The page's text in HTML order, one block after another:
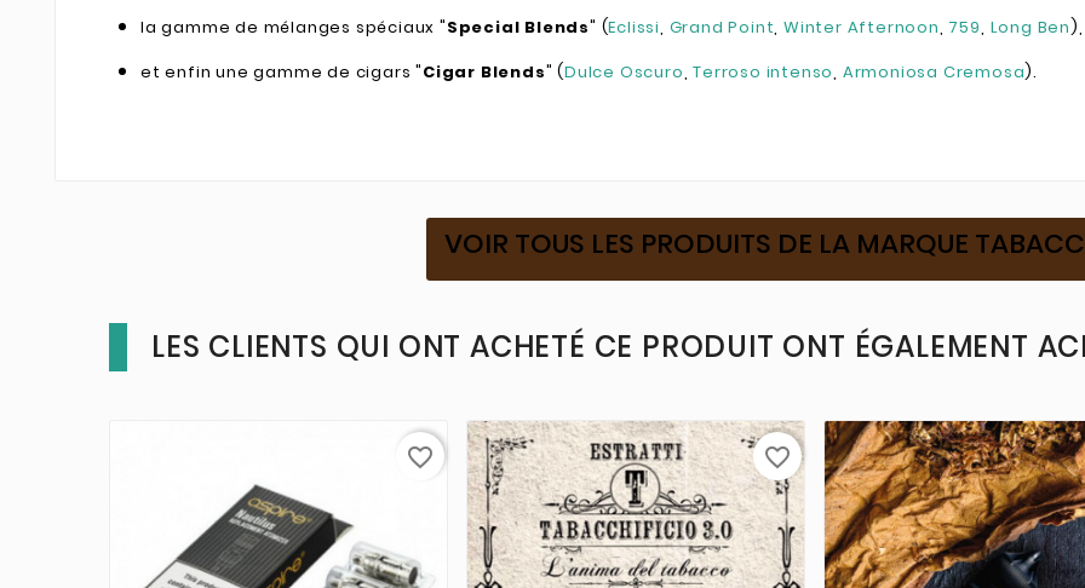
la gamme de mélanges spéciaux "Special Blends" (Eclissi, Grand Point,Winter Afternoon, 759, Long Ben),
et enfin une gamme de cigars "Cigar Blends" (Dulce Oscuro,Terroso intenso, Armoniosa Cremosa).
VOIR TOUS LES PRODUITS DE LA MARQUE
LES CLIENTS QUI ONT ACHETÉ CE PRODUIT ONT ÉGALEMENT
favorite_border favorite_border